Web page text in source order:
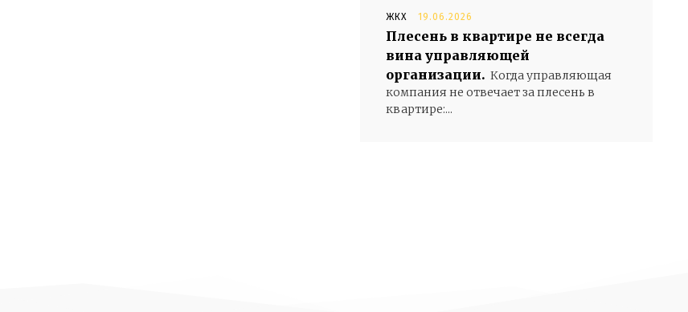
ЖКХ 19.06.2026
Плесень в квартире не всегда
вина управляющей
организации. Когда управляющая
компания не отвечает за плесень в
квартире:...